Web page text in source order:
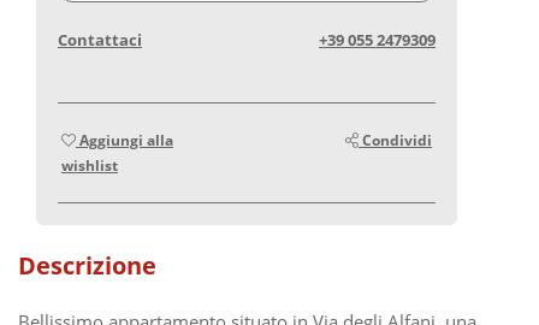
Descrizione
Contattaci +39 055 2479309
Aggiungi alla
wishlist
Condividi